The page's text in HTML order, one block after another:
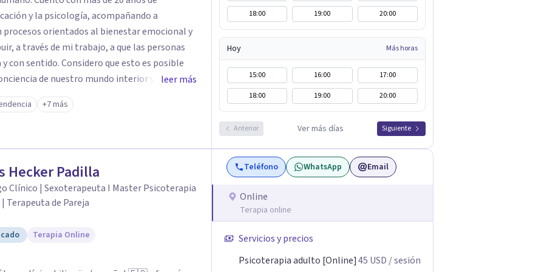
y la psicología, acompañando a
orientados al bienestar emocional y
con sentido. Considero que esto es posible
de nuestro mundo interior y de la
influyen en nuestra forma de sentir, pensar y
clientes a comprender sus conflictos
desarrollar nuevas estrategias de
resiliencia y bienestar. Creo
un camino fundamental para la
una vida más auténtica y significativa.
leer más
+7 más
18:00
19:00 20:00
Hoy Más horas
15:00 16:00
17:00
18:00
19:00 20:00
Anterior Ver más días Siguiente
Hecker Padilla
Clínico | Sexoterapeuta I Master Psicoterapia
Terapeuta de Pareja
Terapia Online
Teléfono WhatsApp Email
Online
Terapia online
Servicios y precios
Psicoterapia adulto [Online]45 USD / sesión